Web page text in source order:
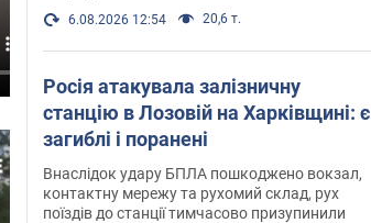
6.08.2026 12:54 20,6 т.
Росія атакувала залізничну
станцію в Лозовій на Харківщині: є
загиблі і поранені
Внаслідок удару БПЛА пошкоджено вокзал,
контактну мережу та рухомий склад, рух
поїздів до станції тимчасово призупинили